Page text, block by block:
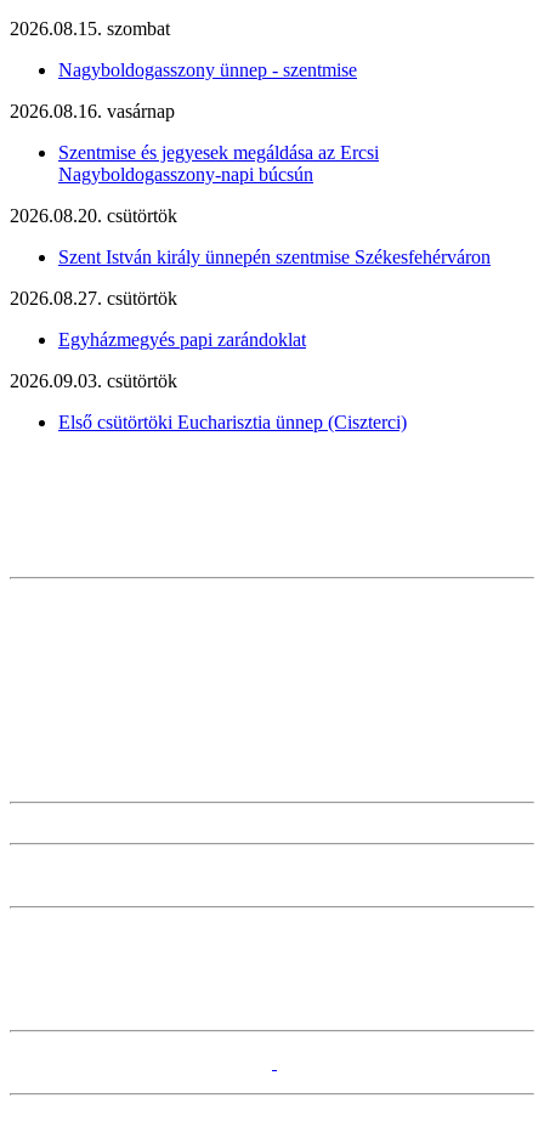
2026.08.15. szombat
Nagyboldogasszony ünnep - szentmise
2026.08.16. vasárnap
Szentmise és jegyesek megáldása az Ercsi
Nagyboldogasszony-napi búcsún
2026.08.20. csütörtök
Szent István király ünnepén szentmise Székesfehérváron
2026.08.27. csütörtök
Egyházmegyés papi zarándoklat
2026.09.03. csütörtök
Első csütörtöki Eucharisztia ünnep (Ciszterci)